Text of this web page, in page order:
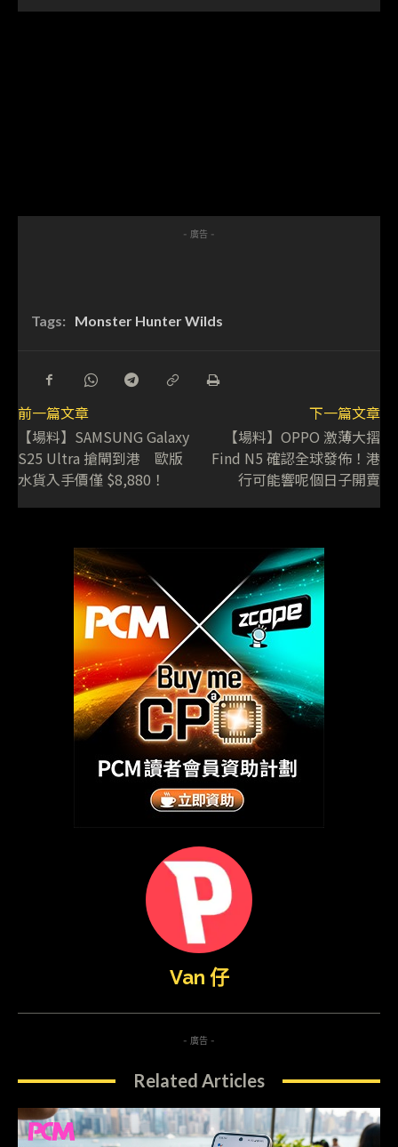
- 廣告 -
Tags: Monster Hunter Wilds
前一篇文章
【場料】SAMSUNG Galaxy
S25 Ultra 搶閘到港 歐版
水貨入手價僅 $8,880！
下一篇文章
【場料】OPPO 激薄大摺
Find N5 確認全球發佈！港
行可能響呢個日子開賣
Van 仔
- 廣告 -
Related Articles